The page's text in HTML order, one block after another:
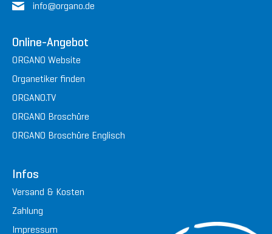
info@organo.de
Online-Angebot
ORGANO Website
Organetiker finden
ORGANO.TV
ORGANO Broschüre
ORGANO Broschüre Englisch
Infos
Versand & Kosten
Zahlung
Impressum